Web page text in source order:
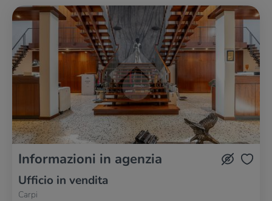
Informazioni in agenzia
Ufficio in vendita
Carpi